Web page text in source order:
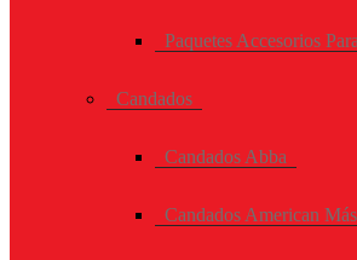
Paquetes Accesorios
Candados
Candados Abba
Candados American